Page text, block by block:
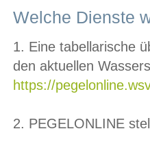
Welche Dienste
1. Eine tabellarische
den aktuellen
https://
2. PEGELONLINE